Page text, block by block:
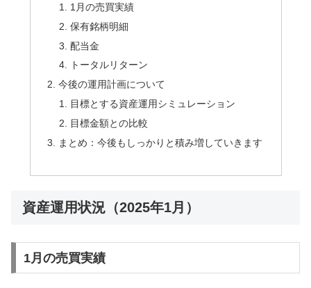
1月の売買実績
保有銘柄明細
配当金
トータルリターン
今後の運用計画について
目標とする資産運用シミュレーション
目標金額との比較
まとめ：今後もしっかりと積み増していきます
資産運用状況（2025年1月）
1月の売買実績